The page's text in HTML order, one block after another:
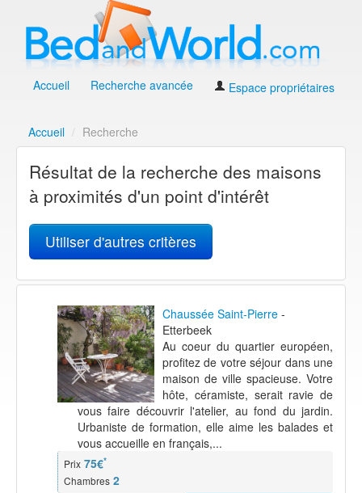
Accueil Recherche avancée Espace propriétaires
Accueil / Recherche
Résultat de la recherche des maisons
à proximités d'un point d'intérêt
Utiliser d'autres critères
Chaussée Saint-Pierre -
Etterbeek
Au coeur du quartier européen,
profitez de votre séjour dans une
maison de ville spacieuse. Votre
hôte, céramiste, serait ravie de
vous faire découvrir l'atelier, au fond du jardin.
Urbaniste de formation, elle aime les balades et
vous accueille en français,...
Prix 75€*
Chambres 2